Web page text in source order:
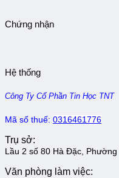
Chứng nhận
Hệ thống
Công Ty Cổ Phần Tin Học TNT
Mã số thuế: 0316461776
Trụ sở:
Lầu 2 số 80 Hà Đặc,
Văn phòng làm việc: